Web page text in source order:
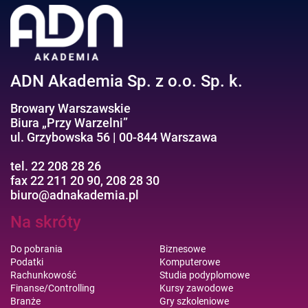
Efektywność osobista//Wellbeing
ADN Akademia Sp. z o.o. Sp. k.
Browary Warszawskie
Biura „Przy Warzelni”
ul. Grzybowska 56 | 00-844 Warszawa
tel. 22 208 28 26
fax 22 211 20 90, 208 28 30
biuro@adnakademia.pl
Na skróty
Do pobrania
Podatki
Rachunkowość
Finanse/Controlling
Branże
Biznesowe
Komputerowe
Studia podyplomowe
Kursy zawodowe
Gry szkoleniowe